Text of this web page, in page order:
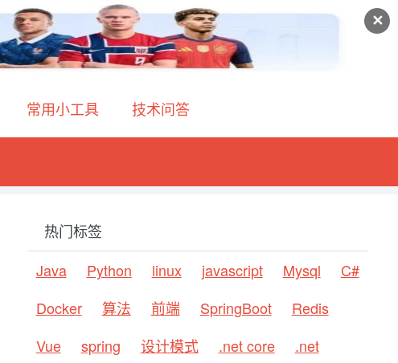
✕
常用小工具 技术问答
热门标签
Java
Python linux javascript Mysql
C#
Docker
算法 前端 SpringBoot
Redis
Vue
spring 设计模式 .net core
.net